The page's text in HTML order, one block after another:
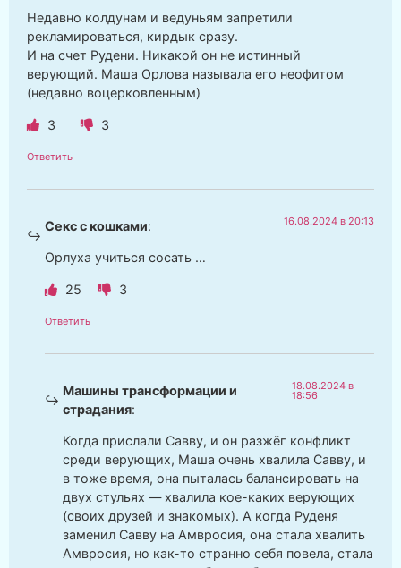
Недавно колдунам и ведуньям запретили
рекламироваться, кирдык сразу.
И на счет Рудени. Никакой он не истинный
верующий. Маша Орлова называла его неофитом
(недавно воцерковленным)
3 3
Ответить
Секс с кошками: 16.08.2024 в 20:13
Орлуха учиться сосать …
25 3
Ответить
Машины трансформации и
страдания:
18.08.2024 в
18:56
Когда прислали Савву, и он разжёг конфликт
среди верующих, Маша очень хвалила Савву, и
в тоже время, она пыталась балансировать на
двух стульях — хвалила кое-каких верующих
(своих друзей и знакомых). А когда Руденя
заменил Савву на Амвросия, она стала хвалить
Амвросия, но как-то странно себя повела, стала